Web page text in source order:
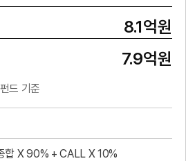
8.1억원
7.9억원
드 기준
합 X 90% + CALL X 10%